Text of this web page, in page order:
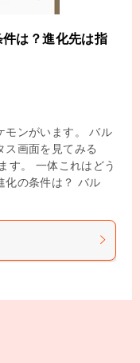
は？進化先は指
モンがいます。 バル
ス画面を見てみる
す。 一体これはどう
化の条件は？ バル